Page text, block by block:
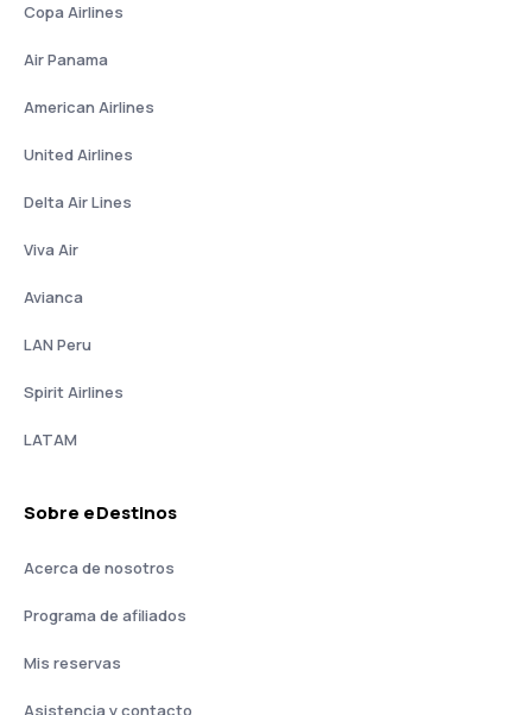
Copa Airlines
Air Panama
American Airlines
United Airlines
Delta Air Lines
Viva Air
Avianca
LAN Peru
Spirit Airlines
LATAM
Sobre eDestinos
Acerca de nosotros
Programa de afiliados
Mis reservas
Asistencia y contacto